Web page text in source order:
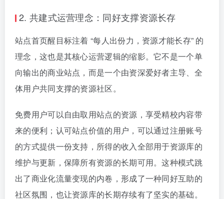
2. 共建式运营理念：同好支撑资源长存
站点首页醒目标注着 “每人出份力，资源才能长存” 的
理念，这也是其核心运营逻辑的缩影。它不是一个单
向输出的商业站点，而是一个由资深爱好者主导、全
体用户共同支撑的资源社区。
免费用户可以自由取用站点的资源，享受精校内容带
来的便利；认可站点价值的用户，可以通过注册账号
的方式提供一份支持，所得的收入全部用于资源库的
维护与更新，保障所有资源的长期可用。这种模式跳
出了商业化流量变现的内卷，形成了一种同好互助的
社区氛围，也让资源库的长期存续有了坚实的基础。